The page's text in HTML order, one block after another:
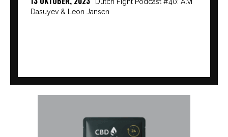
Dasuyev & Leon Jansen